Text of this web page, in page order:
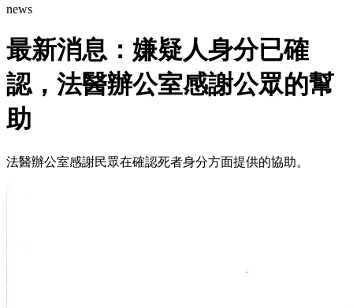
news
最新消息：嫌疑人身分已確
認，法醫辦公室感謝公眾的幫
助
法醫辦公室感謝民眾在確認死者身分方面提供的協助。